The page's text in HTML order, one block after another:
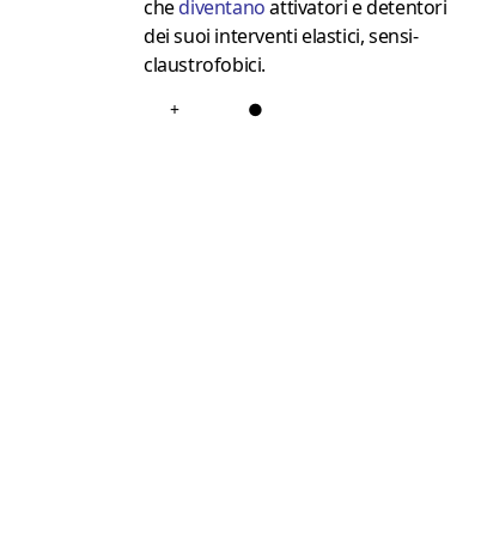
chediventanoattivatori e detentori
dei suoi interventi elastici, sensi-
claustrofobici.
+ ●